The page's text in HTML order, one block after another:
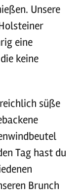
Unsere
eine
keine
süße
Tag hast du
Brunch